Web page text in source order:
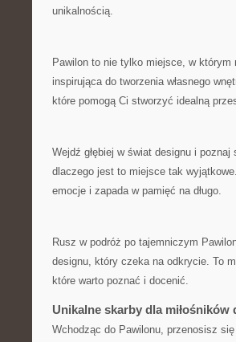
unikalnością.
Pawilon to⁣ nie tylko ​miejsce, w
inspirująca do tworzenia własnego
które pomogą Ci stworzyć‌ idealną
Wejdź ‍głębiej ⁤w ⁢świat designu i
dlaczego jest to ⁣miejsce tak
emocje i⁤ zapada w pamięć na ⁤długo.
Rusz w podróż po tajemniczym
designu, który czeka na‍ odkrycie. To
które ⁢warto poznać i​ docenić.
Unikalne skarby‌ dla miłośników
Wchodząc​ do Pawilonu, przenosisz‍